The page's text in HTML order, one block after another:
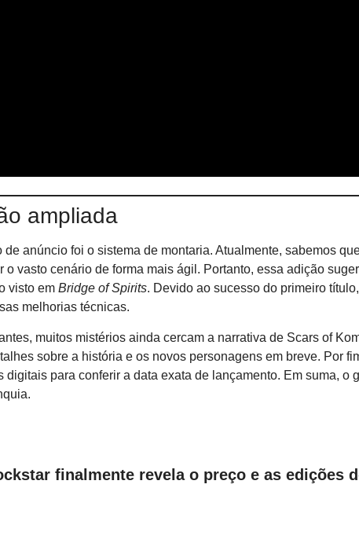
ampliada
anúncio foi o sistema de montaria. Atualmente, sabemos
vasto cenário de forma mais ágil. Portanto, essa adição
visto em Bridge of Spirits. Devido ao sucesso do primeiro
melhorias técnicas.
muitos mistérios ainda cercam a narrativa de Scars of
sobre a história e os novos personagens em breve. Por
para conferir a data exata de lançamento. Em suma, o
finalmente revela o preço e as edições